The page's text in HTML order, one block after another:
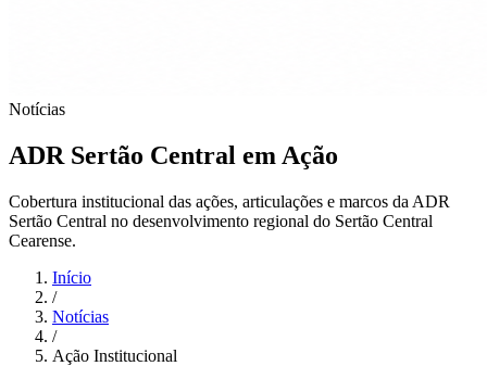
Notícias
ADR Sertão Central em Ação
Cobertura institucional das ações, articulações e marcos da ADR
Sertão Central no desenvolvimento regional do Sertão Central
Cearense.
Início
/
Notícias
/
Ação Institucional